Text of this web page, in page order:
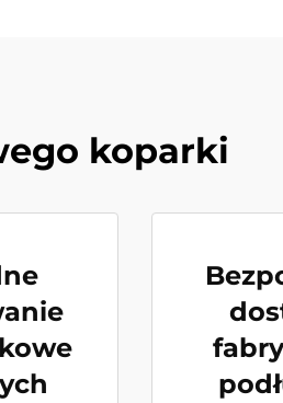
koparki